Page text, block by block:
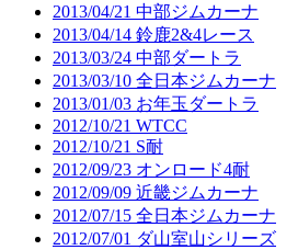
2013/04/21 中部ジムカーナ
2013/04/14 鈴鹿2&4レース
2013/03/24 中部ダートラ
2013/03/10 全日本ジムカーナ
2013/01/03 お年玉ダートラ
2012/10/21 WTCC
2012/10/21 S耐
2012/09/23 オンロード4耐
2012/09/09 近畿ジムカーナ
2012/07/15 全日本ジムカーナ
2012/07/01 ダ山室山シリーズ